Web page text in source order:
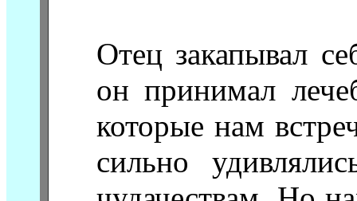
Отец закапывал
он принимал
которые нам
сильно